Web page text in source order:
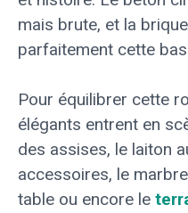
mais brute, et la
parfaitement cette
Pour équilibrer cette
élégants entrent en
des assises, le laiton
accessoires, le
table ou encore le